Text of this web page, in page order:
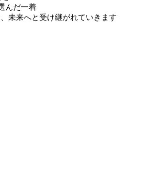
んだ一着
未来へと受け継がれていきます